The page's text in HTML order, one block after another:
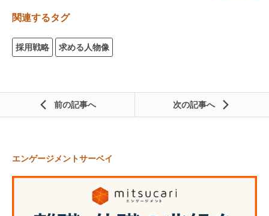
関連するタグ
採用戦略 求める人物像
前の記事 次の記事
エンゲージメントサーベイ